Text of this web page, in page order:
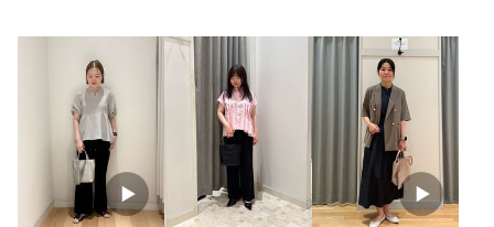
愛く、気に入ったようです。
本革使って値段高めで販売しても良いと思います。
コーデのアクセントになりそうなカラーのシンプルなバッグで
女性
60代～
身長：159cm